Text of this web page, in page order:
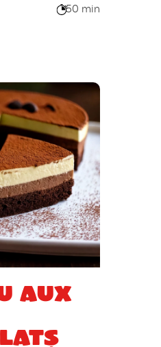
50 min
aux